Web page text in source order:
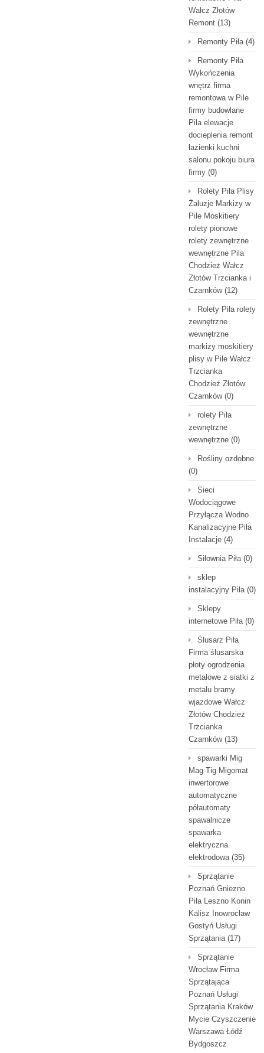
Wałcz Złotów
Remont (13)
Remonty Piła(4)
Remonty Piła
Wykończenia
wnętrz firma
remontowa w Pile
firmy budowlane
Pila elewacje
docieplenia remont
łazienki kuchni
salonu pokoju biura
firmy (0)
Rolety Piła Plisy
Żaluzje Markizy w
Pile Moskitiery
rolety pionowe
rolety zewnętrzne
wewnętrzne Pila
Chodzież Wałcz
Złotów Trzcianka i
Czarnków(12)
Rolety Piła rolety
zewnętrzne
wewnętrzne
markizy moskitiery
plisy w Pile Wałcz
Trzcianka
Chodzież Złotów
Czarnków(0)
rolety Piła
zewnętrzne
wewnętrzne (0)
Rośliny ozdobne
(0)
Sieci
Wodociągowe
Przyłącza Wodno
Kanalizacyjne Piła
Instalacje (4)
Siłownia Piła(0)
sklep
instalacyjny Piła(0)
Sklepy
internetowe Piła(0)
Ślusarz Piła
Firma ślusarska
płoty ogrodzenia
metalowe z siatki z
metalu bramy
wjazdowe Wałcz
Złotów Chodzież
Trzcianka
Czarnków(13)
spawarki Mig
Mag Tig Migomat
inwertorowe
automatyczne
półautomaty
spawalnicze
spawarka
elektryczna
elektrodowa(35)
Sprzątanie
Poznań Gniezno
Piła Leszno Konin
Kalisz Inowrocław
Gostyń Usługi
Sprzątania(17)
Sprzątanie
Wrocław Firma
Sprzątająca
Poznań Usługi
Sprzątania Kraków
Mycie Czyszczenie
Warszawa Łódź
Bydgoszcz